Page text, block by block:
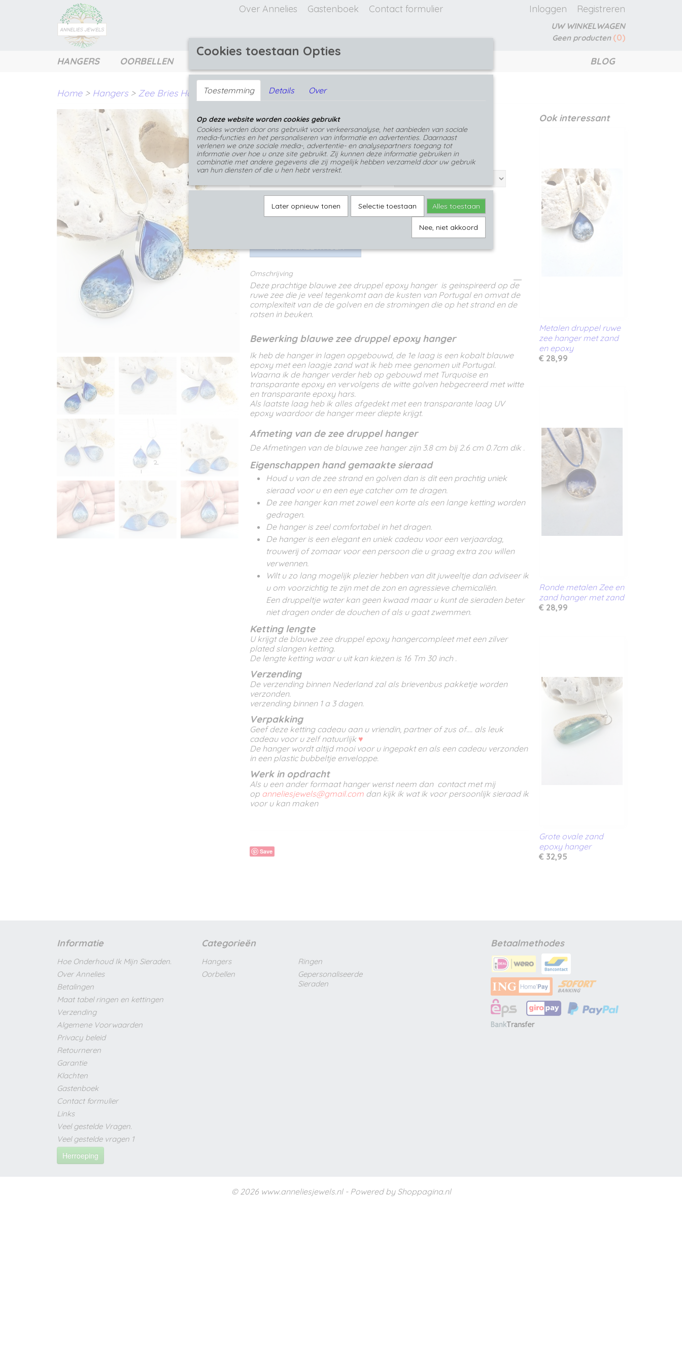
Over Annelies Gastenboek Contact formulier Inloggen Registreren
UW WINKELWAGEN
Geen producten (0)
BLOG
HANGERS OORBELLEN GEPERSONALISEERDE SIERADEN
Home> Hangers > Zee Bries Hangers>Blauwe zee druppel epoxy hanger
Blauwe zee druppel epoxy hanger
€ 28,99 (inclusief btw 21%)
✓ Op voorraad- Levertijd 1 tot 3 werkdagen
Keuze hanger Ketting lengte
Aantal
IN WINKELWAGEN
Omschrijving
Deze prachtige blauwe zee druppel epoxy hanger is geinspireerd op de
ruwe zee die je veel tegenkomt aan de kusten van Portugal en omvat de
complexiteit van de de golven en de stromingen die op het strand en de
rotsen in beuken.
Bewerking blauwe zee druppel epoxy hanger
Ik heb de hanger in lagen opgebouwd, de 1e laag is een kobalt blauwe
epoxy met een laagje zand wat ik heb mee genomen uit Portugal.
Waarna ik de hanger verder heb op gebouwd met Turquoise en
transparante epoxy en vervolgens de witte golven hebgecreerd met witte
en transparante epoxy hars.
Als laatste laag heb ik alles afgedekt met een transparante laag UV
epoxy waardoor de hanger meer diepte krijgt.
Afmeting van de zee druppel hanger
De Afmetingen van de blauwe zee hanger zijn 3.8 cm bij 2.6 cm 0.7cm dik .
Eigenschappen hand gemaakte sieraad
Houd u van de zee strand en golven dan is dit een prachtig uniek
sieraad voor u en een eye catcher om te dragen.
De zee hanger kan met zowel een korte als een lange ketting worden
gedragen.
De hanger is zeel comfortabel in het dragen.
De hanger is een elegant en uniek cadeau voor een verjaardag,
trouwerij of zomaar voor een persoon die u graag extra zou willen
verwennen.
Wilt u zo lang mogelijk plezier hebben van dit juweeltje dan adviseer ik
u om voorzichtig te zijn met de zon en agressieve chemicaliën.
Een druppeltje water kan geen kwaad maar u kunt de sieraden beter
niet dragen onder de douchen of als u gaat zwemmen.
Ketting lengte
U krijgt de blauwe zee druppel epoxy hangercompleet met een zilver
plated slangen ketting.
De lengte ketting waar u uit kan kiezen is 16 Tm 30 inch .
Verzending
De verzending binnen Nederland zal als brievenbus pakketje worden
verzonden.
verzending binnen 1 a 3 dagen.
Verpakking
Geef deze ketting cadeau aan u vriendin, partner of zus of.... als leuk
cadeau voor u zelf natuurlijk♥
De hanger wordt altijd mooi voor u ingepakt en als een cadeau verzonden
in een plastic bubbeltje enveloppe.
Werk in opdracht
Als u een ander formaat hanger wenst neem dan contact met mij
op anneliesjewels@gmail.com dan kijk ik wat ik voor persoonlijk sieraad ik
voor u kan maken
Save
Ook interessant
Metalen druppel ruwe
zee hanger met zand
en epoxy
€ 28,99
Ronde metalen Zee en
zand hanger met zand
€ 28,99
Grote ovale zand
epoxy hanger
€ 32,95
Informatie
Hoe Onderhoud Ik Mijn Sieraden.
Over Annelies
Betalingen
Maat tabel ringen en kettingen
Verzending
Algemene Voorwaarden
Privacy beleid
Retourneren
Garantie
Klachten
Gastenboek
Contact formulier
Links
Veel gestelde Vragen.
Veel gestelde vragen 1
Herroeping
Categorieën
Hangers
Oorbellen
Ringen
Gepersonaliseerde
Sieraden
Betaalmethodes
© 2026 www.anneliesjewels.nl - Powered by Shoppagina.nl
Cookies toestaan Opties
Toestemming Details Over
Op deze website worden cookies gebruikt
Cookies worden door ons gebruikt voor verkeersanalyse, het aanbieden van sociale
media-functies en het personaliseren van informatie en advertenties. Daarnaast
verlenen we onze sociale media-, advertentie- en analysepartners toegang tot
informatie over hoe u onze site gebruikt. Zij kunnen deze informatie gebruiken in
combinatie met andere gegevens die zij mogelijk hebben verzameld door uw gebruik
van hun diensten of die u hen hebt verstrekt.
Later opnieuw tonen Selectie toestaan Alles toestaan
Nee, niet akkoord